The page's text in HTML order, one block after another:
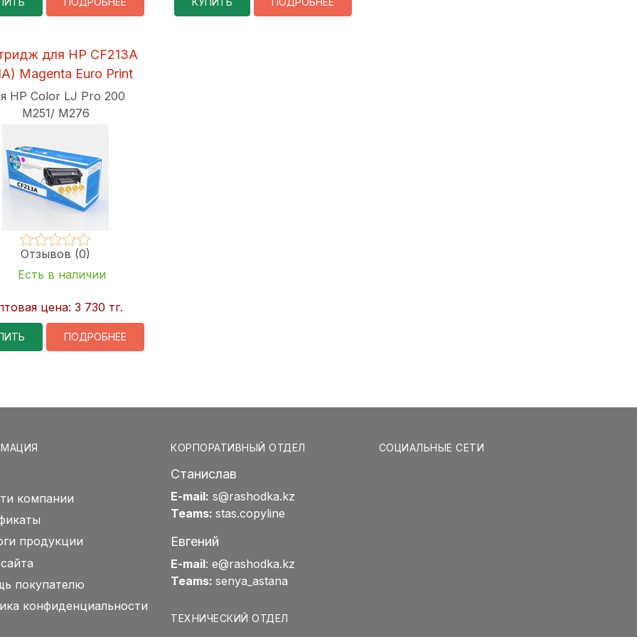
для HP CF213A
Magenta Euro Print
HP Color LJ Pro 200
M251/ M276
Отзывов (0)
Есть в наличии
цена: 3 730 тг.
ПОДРОБНЕЕ
компании
продукции
покупателю
конфиденциальности
КОРПОРАТИВНЫЙ ОТДЕЛ
Станислав
E-mail: s@rashodka.kz
Teams: stas.copyline
Евгений
E-mail: e@rashodka.kz
Teams: senya_astana
ТЕХНИЧЕСКИЙ ОТДЕЛ
СОЦИАЛЬНЫЕ СЕТИ